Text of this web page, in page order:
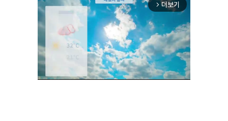
arrow_forward_ios 더보기